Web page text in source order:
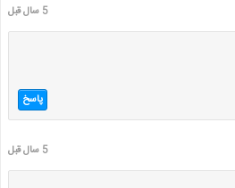
5 سال قبل
پاسخ
5 سال قبل